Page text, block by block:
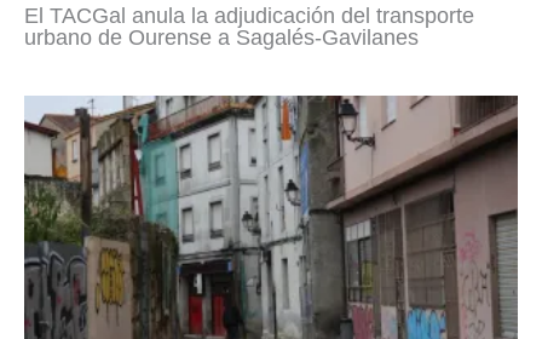
El TACGal anula la adjudicación del transporte
urbano de Ourense a Sagalés-Gavilanes